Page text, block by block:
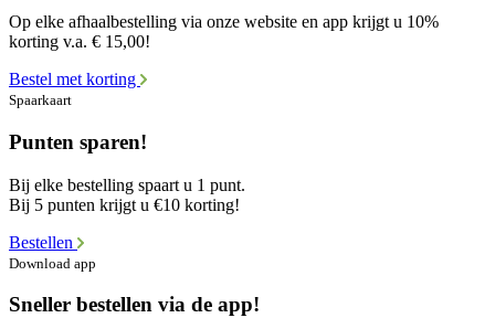
Op elke afhaalbestelling via onze website en app krijgt u 10%
korting v.a. € 15,00!
Bestel met korting
Spaarkaart
Punten sparen!
Bij elke bestelling spaart u 1 punt.
Bij 5 punten krijgt u €10 korting!
Bestellen
Download app
Sneller bestellen via de app!